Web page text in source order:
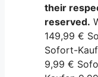
their
reserved.
149,99 €
Sofort-
9,99 €